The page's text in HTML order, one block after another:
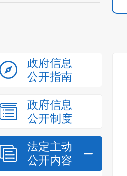
政府信息
公开指南
政府信息
公开制度
法定主动
公开内容